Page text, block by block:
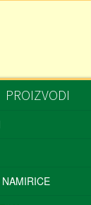
PROIZVODI